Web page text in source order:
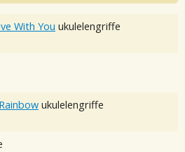
With You ukulelengriffe
ukulelengriffe